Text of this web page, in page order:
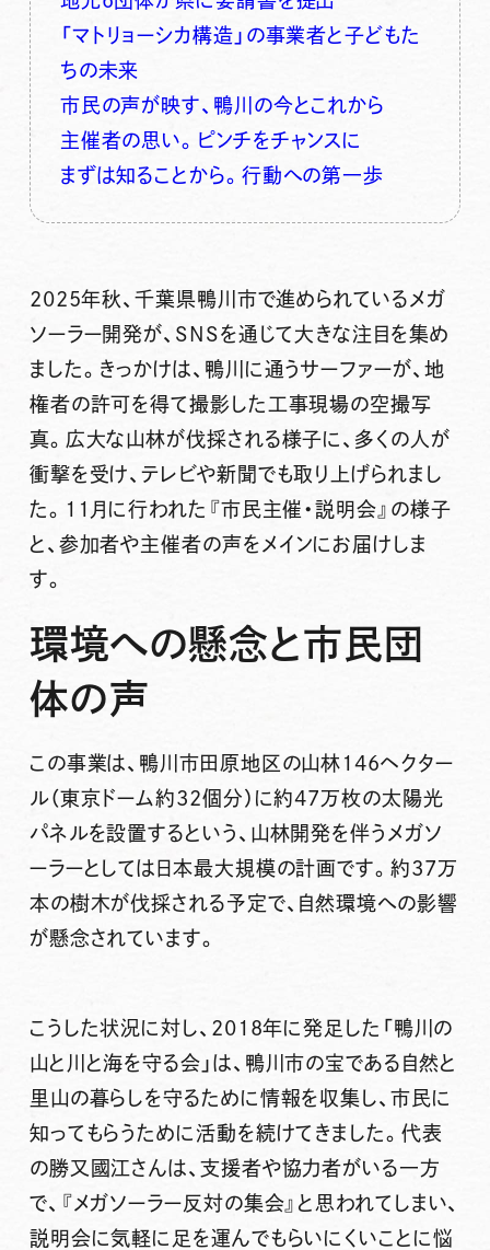
「マトリョーシカ構造」の事業者と子どもた
ちの未来
市民の声が映す、鴨川の今とこれから
主催者の思い。ピンチをチャンスに
まずは知ることから。行動への第一歩
2025年秋、千葉県鴨川市で進められているメガ
ソーラー開発が、SNSを通じて大きな注目を集め
ました。きっかけは、鴨川に通うサーファーが、地
権者の許可を得て撮影した工事現場の空撮写
真。広大な山林が伐採される様子に、多くの人が
衝撃を受け、テレビや新聞でも取り上げられまし
た。11月に行われた『市民主催・説明会』の様子
と、参加者や主催者の声をメインにお届けしま
す。
環境への懸念と市民団
体の声
この事業は、鴨川市田原地区の山林146ヘクター
ル（東京ドーム約32個分）に約47万枚の太陽光
パネルを設置するという、山林開発を伴うメガソ
ーラーとしては日本最大規模の計画です。約37万
本の樹木が伐採される予定で、自然環境への影響
が懸念されています。
こうした状況に対し、2018年に発足した「鴨川の
山と川と海を守る会」は、鴨川市の宝である自然と
里山の暮らしを守るために情報を収集し、市民に
知ってもらうために活動を続けてきました。代表
の勝又國江さんは、支援者や協力者がいる一方
で、『メガソーラー反対の集会』と思われてしまい、
説明会に気軽に足を運んでもらいにくいことに悩